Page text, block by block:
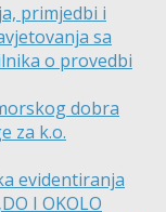
primjedbi i
sa
o provedbi
dobra
za k.o.
evidentiranja
I OKOLO